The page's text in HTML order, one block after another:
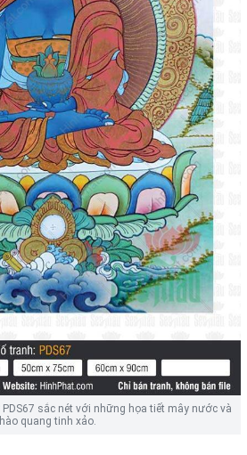
sắc nét với những họa tiết mây nước và
hào quang tinh xảo.